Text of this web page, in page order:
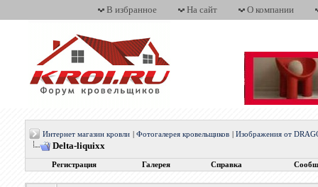
В избранное На сайт О компании
Интернет магазин кровли Фотогалерея кровельщиков Изображения от
Delta-liquixx
Регистрация Галерея Справка